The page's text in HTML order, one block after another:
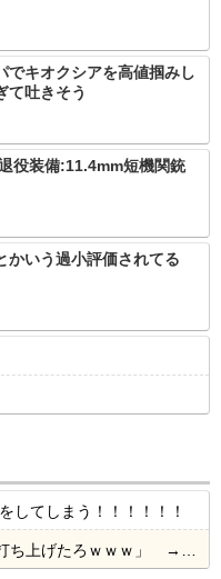
でキオクシアを高値掴みし
て吐きそう
役装備:11.4mm短機関銃
かいう過小評価されてる
してしまう！！！！！！
ンルーフが閉まっていて無事車内に発射